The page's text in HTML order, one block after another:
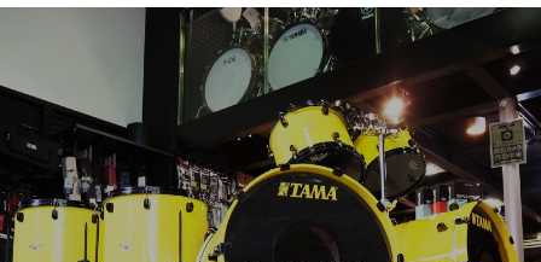
ウクレレ
ドラム パーカッション
キーボード 電子ピアノ